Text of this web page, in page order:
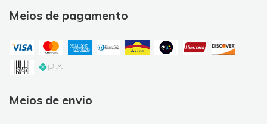
Meios de pagamento
Meios de envio